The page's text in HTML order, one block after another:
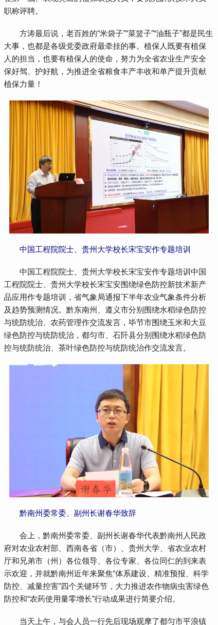
职称评聘。
方涛最后说，老百姓的“米袋子”“菜篮子”“油瓶子”都是民生
大事，也都是各级党委政府最牵挂的事。植保人既要有植保
人的担当，也要有植保人的使命，努力为全省农业生产安全
保好驾、护好航，为推进全省粮食丰产丰收和单产提升贡献
植保力量！
中国工程院院士、贵州大学校长宋宝安作专题培训
中国工程院院士、贵州大学校长宋宝安作专题培训中国
工程院院士、贵州大学校长宋宝安围绕绿色防控新技术新产
品应用作专题培训，省气象局通报下半年农业气象条件分析
及趋势预测情况。黔东南州、遵义市分别围绕水稻绿色防控
与统防统治、农药管理作交流发言，毕节市围绕玉米和大豆
绿色防控与统防统治，都匀市、石阡县分别围绕水稻绿色防
控与统防统治、茶叶绿色防控与统防统治作交流发言。
黔南州委常委、副州长谢春华致辞
会上，黔南州委常委、副州长谢春华代表黔南州人民政
府对农业农村部、西南各省（市）、贵州大学、省农业农村
厅和兄弟市（州）各位领导、各位专家、各位同仁的到来表
示欢迎，并就黔南州近年来聚焦“体系建设、精准预报、科学
防控、减量控害”四个关键环节，大力推进农作物病虫害绿色
防控和“农药使用量零增长”行动成果进行简要介绍。
当天上午，与会人员一行先后现场观摩了都匀市平浪镇